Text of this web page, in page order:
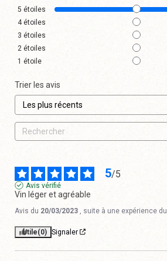
5 étoiles
4 étoiles
3 étoiles
2 étoiles
1 étoile
Trier les avis
5/5
Avis vérifié
Vin léger et agréable
Avis du 20/03/2023 , suite à une expérience du
Utile(0) Signaler